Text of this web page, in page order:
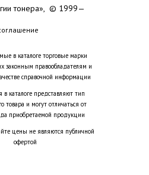
тонера», © 1999—
в каталоге торговые марки
законным правообладателям и
справочной информации
в каталоге представляют тип
товара и могут отличаться от
приобретаемой продукции
цены не являются публичной
офертой